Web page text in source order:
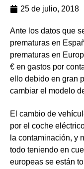
25 de julio, 2018
Ante los datos que
prematuras en
prematuras en
€ en gastos por
ello debido en gran
cambiar el modelo
El cambio de
por el coche
la contaminación, y
todo teniendo en
europeas se están